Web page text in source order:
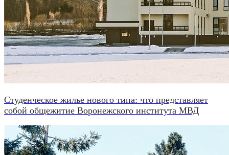
Студенческое жилье нового типа: что представляет
собой общежитие Воронежского института МВД